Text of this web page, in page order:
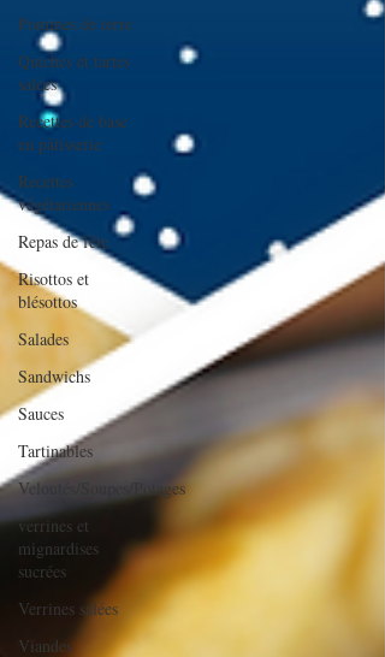
Pommes de terre
Quiches et tartes
salées
Recettes de base
en pâtisserie
Recettes
végétariennes
Repas de fête
Risottos et
blésottos
Salades
Sandwichs
Sauces
Tartinables
Veloutés/Soupes/Potages
verrines et
mignardises
sucrées
Verrines salées
Viandes